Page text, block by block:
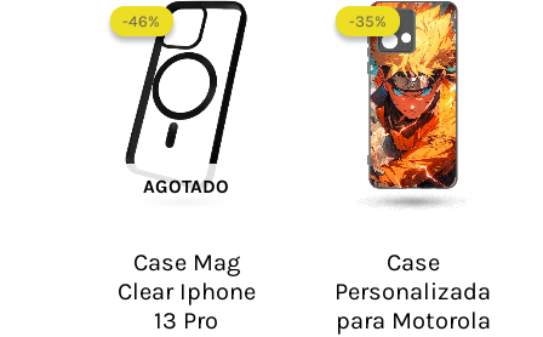
-46%
AGOTADO
-46%
Case Mag
Clear Iphone
13 Pro
precio
original
era:
$ 65.000.
-35%
-35%
Case
Personalizada
para Motorola